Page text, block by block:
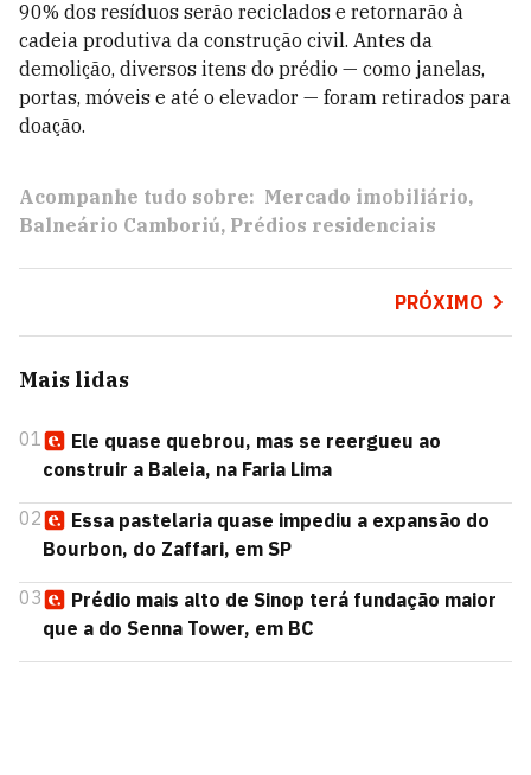
90% dos resíduos serão reciclados e retornarão à
cadeia produtiva da construção civil. Antes da
demolição, diversos itens do prédio — como janelas,
portas, móveis e até o elevador — foram retirados para
doação.
Acompanhe tudo sobre: Mercado imobiliário
Balneário Camboriú Prédios residenciais
PRÓXIMO
Mais lidas
01
Ele quase quebrou, mas se reergueu ao
construir a Baleia, na Faria Lima
02
Essa pastelaria quase impediu a expansão do
Bourbon, do Zaffari, em SP
03
Prédio mais alto de Sinop terá fundação maior
que a do Senna Tower, em BC